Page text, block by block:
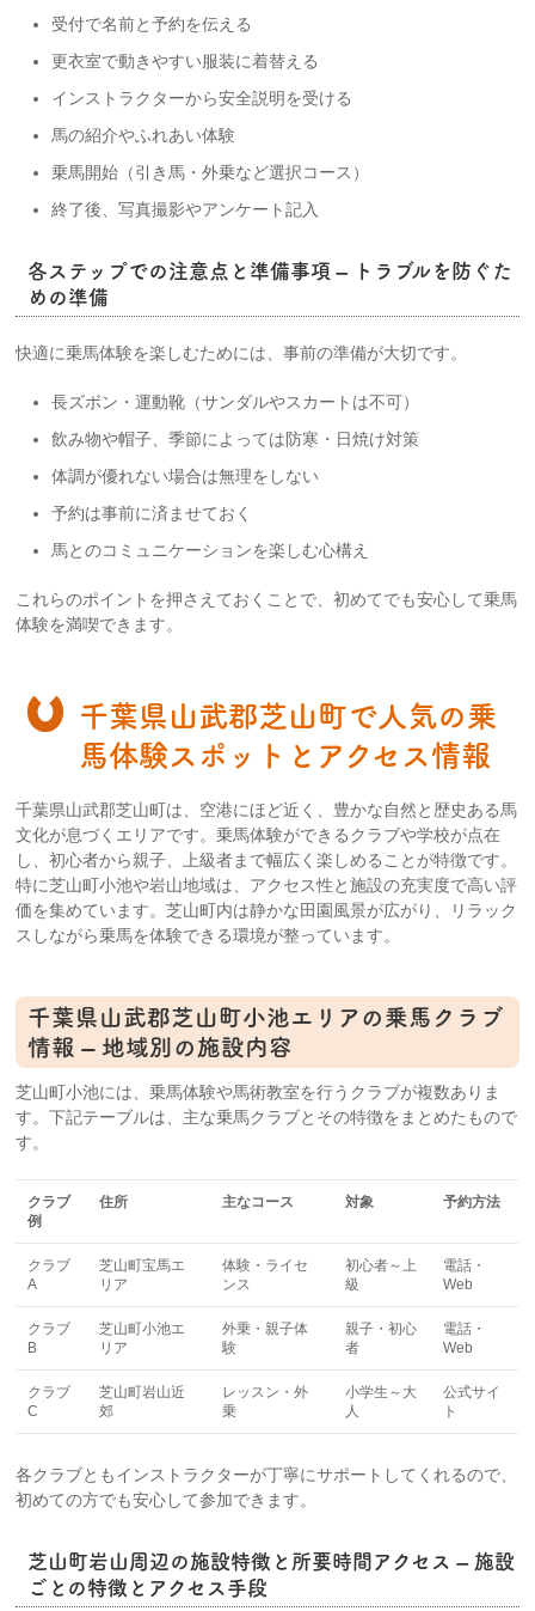
受付で名前と予約を伝える
更衣室で動きやすい服装に着替える
インストラクターから安全説明を受ける
馬の紹介やふれあい体験
乗馬開始（引き馬・外乗など選択コース）
終了後、写真撮影やアンケート記入
各ステップでの注意点と準備事項 – トラブルを防ぐた
めの準備
快適に乗馬体験を楽しむためには、事前の準備が大切です。
長ズボン・運動靴（サンダルやスカートは不可）
飲み物や帽子、季節によっては防寒・日焼け対策
体調が優れない場合は無理をしない
予約は事前に済ませておく
馬とのコミュニケーションを楽しむ心構え
これらのポイントを押さえておくことで、初めてでも安心して乗馬
体験を満喫できます。
千葉県山武郡芝山町で人気の乗
馬体験スポットとアクセス情報
千葉県山武郡芝山町は、空港にほど近く、豊かな自然と歴史ある馬
文化が息づくエリアです。乗馬体験ができるクラブや学校が点在
し、初心者から親子、上級者まで幅広く楽しめることが特徴です。
特に芝山町小池や岩山地域は、アクセス性と施設の充実度で高い評
価を集めています。芝山町内は静かな田園風景が広がり、リラック
スしながら乗馬を体験できる環境が整っています。
千葉県山武郡芝山町小池エリアの乗馬クラブ
情報 – 地域別の施設内容
芝山町小池には、乗馬体験や馬術教室を行うクラブが複数ありま
す。下記テーブルは、主な乗馬クラブとその特徴をまとめたもので
す。
クラブ
例
住所 主なコース 対象 予約方法
クラブ
A
芝山町宝馬エ
リア
体験・ライセ
ンス
初心者～上
級
電話・
Web
クラブ
B
芝山町小池エ
リア
外乗・親子体
験
親子・初心
者
電話・
Web
クラブ
C
芝山町岩山近
郊
レッスン・外
乗
小学生～大
人
公式サイ
ト
各クラブともインストラクターが丁寧にサポートしてくれるので、
初めての方でも安心して参加できます。
芝山町岩山周辺の施設特徴と所要時間アクセス – 施設
ごとの特徴とアクセス手段